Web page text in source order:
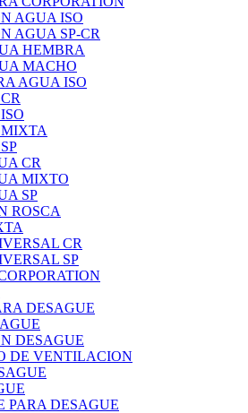
AGUA ISO
AGUA SP-CR
HEMBRA
MACHO
AGUA ISO
CR
MIXTO
SP
ROSCA
CR
SP
DESAGUE
DESAGUE
DE VENTILACION
PARA DESAGUE